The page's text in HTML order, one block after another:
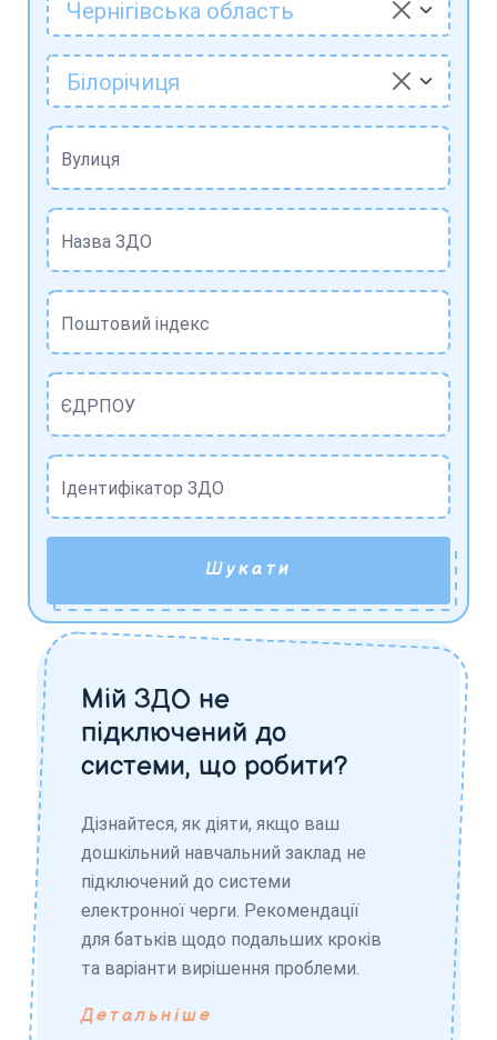
Чернігівська область
Білорічиця
Вулиця
Назва ЗДО
Поштовий індекс
ЄДРПОУ
Ідентифікатор ЗДО
Шукати
Мій ЗДО не
підключений до
системи, що робити?
Дізнайтеся, як діяти, якщо ваш
дошкільний навчальний заклад не
підключений до системи
електронної черги. Рекомендації
для батьків щодо подальших кроків
та варіанти вирішення проблеми.
Детальніше